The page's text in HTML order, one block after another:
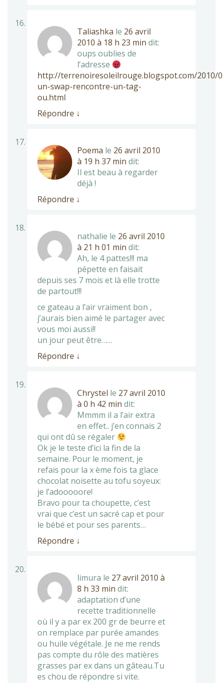
Taliashka le 26 avril
2010 à 18 h 23 min dit:
oups oublies de
l’adresse
http://terrenoiresoleilrouge.blogspot.com/2010/
un-swap-rencontre-un-tag-
ou.html
Répondre ↓
Poema le 26 avril 2010
à 19 h 37 min dit:
Il est beau à regarder
déjà !
Répondre ↓
nathalie le 26 avril 2010
à 21 h 01 min dit:
Ah, le 4 pattes!!! ma
pépette en faisait
depuis ses 7 mois et là elle trotte
de partout!!!
ce gateau a l’air vraiment bon ,
j’aurais bien aimé le partager avec
vous moi aussi!!
un jour peut être……
Répondre ↓
Chrystel le 27 avril 2010
à 0 h 42 min dit:
Mmmm il a l’air extra
en effet.. j’en connais 2
qui ont dû se régaler
Ok je le teste d’ici la fin de la
semaine. Pour le moment, je
refais pour la x ème fois ta glace
chocolat noisette au tofu soyeux:
je l’adooooore!
Bravo pour ta choupette, c’est
vrai que c’est un sacré cap et pour
le bébé et pour ses parents…
Répondre ↓
limura le 27 avril 2010 à
8 h 33 min dit:
adaptation d’une
recette traditionnelle
où il y a par ex 200 gr de beurre et
on remplace par purée amandes
ou huile végétale. Je ne me rends
pas compte du rôle des matières
grasses par ex dans un gâteau.Tu
es chou de répondre si vite.